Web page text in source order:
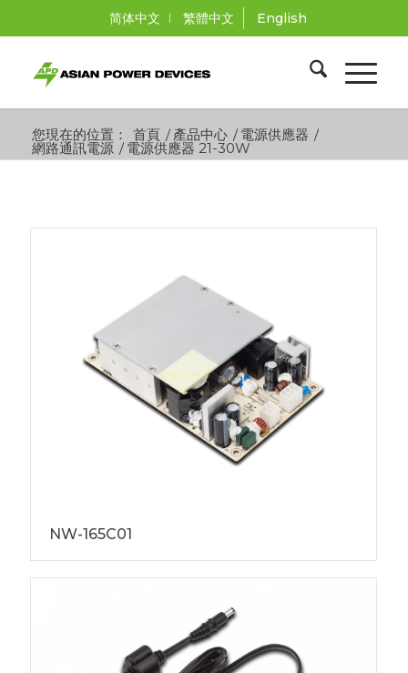
简体中文 繁體中文 English
您現在的位置： 首頁 / 產品中心 / 電源供應器 /
網路通訊電源 / 電源供應器 21-30W
NW-165C01